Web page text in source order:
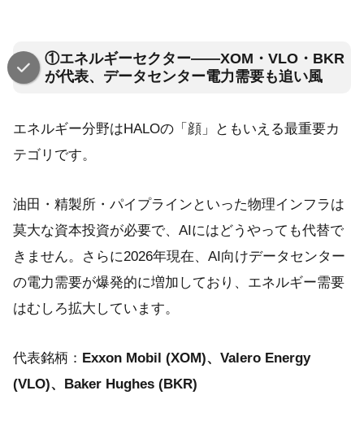
①エネルギーセクター——XOM・VLO・BKR
が代表、データセンター電力需要も追い風
エネルギー分野はHALOの「顔」ともいえる最重要カ
テゴリです。
油田・精製所・パイプラインといった物理インフラは
莫大な資本投資が必要で、AIにはどうやっても代替で
きません。さらに2026年現在、AI向けデータセンター
の電力需要が爆発的に増加しており、エネルギー需要
はむしろ拡大しています。
代表銘柄： Exxon Mobil (XOM)、Valero Energy
(VLO)、Baker Hughes (BKR)